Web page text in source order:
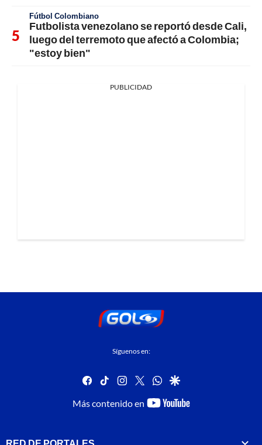
Fútbol Colombiano
Futbolista venezolano se reportó desde Cali,
luego del terremoto que afectó a Colombia;
"estoy bien"
PUBLICIDAD
Síguenos en:
facebook
tiktok instagram
twitterwhatsapp
google
Más contenido en
youtube-
RED DE PORTALES